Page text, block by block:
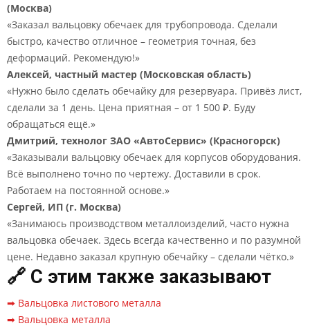
(Москва)
«Заказал вальцовку обечаек для трубопровода. Сделали
быстро, качество отличное – геометрия точная, без
деформаций. Рекомендую!»
Алексей, частный мастер (Московская область)
«Нужно было сделать обечайку для резервуара. Привёз лист,
сделали за 1 день. Цена приятная – от 1 500 ₽. Буду
обращаться ещё.»
Дмитрий, технолог ЗАО «АвтоСервис» (Красногорск)
«Заказывали вальцовку обечаек для корпусов оборудования.
Всё выполнено точно по чертежу. Доставили в срок.
Работаем на постоянной основе.»
Сергей, ИП (г. Москва)
«Занимаюсь производством металлоизделий, часто нужна
вальцовка обечаек. Здесь всегда качественно и по разумной
цене. Недавно заказал крупную обечайку – сделали чётко.»
🔗 С этим также заказывают
➡ Вальцовка листового металла
➡ Вальцовка металла